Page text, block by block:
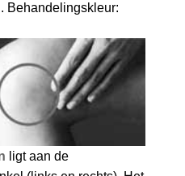
Behandelingskleur:
ligt aan de